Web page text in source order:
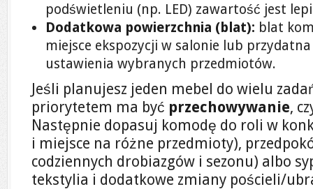
podświetleniu (np. LED) zawartość jest
Dodatkowa powierzchnia (blat): blat
miejsce ekspozycji w salonie lub
ustawienia wybranych przedmiotów.
Jeśli planujesz jeden mebel do wielu
priorytetem ma być przechowywanie,
Następnie dopasuj komodę do roli w
i miejsce na różne przedmioty),
codziennych drobiazgów i sezonu) albo
tekstylia i dodatkowe zmiany pościeli/